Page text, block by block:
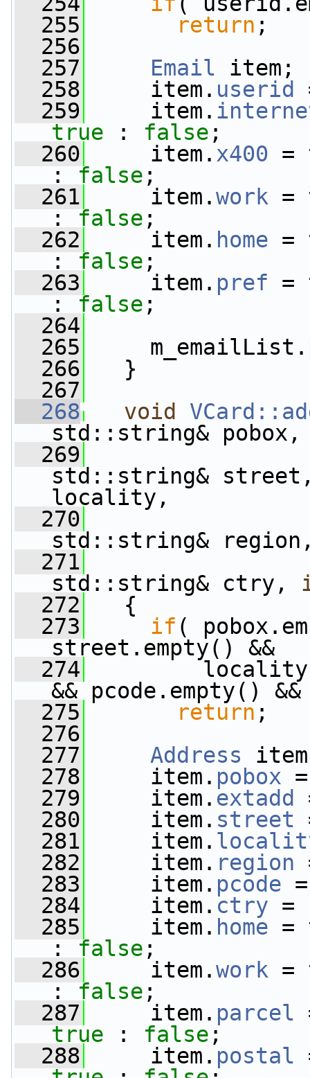
  255
return ;
  256
  257
Email item;
  258
item. userid
  259
item.
true : false ;
  260
item. x400 =
: false ;
  261
item.work =
: false ;
  262
item. home =
: false ;
  263
item. pref =
: false ;
  264
  265
  266
}
  267
  268
void
std::string&
  269
std::string&
locality,
  270
std::string&
  271
std::string& ctry,
  272
{
  273
if (
street.empty() &&
  274
&& pcode.empty()
  275
return ;
  276
  277
Address
  278
item. pobox
  279
item. extadd
  280
item. street
  281
item.
  282
item. region
  283
item. pcode
  284
item. ctry =
  285
item. home =
: false ;
  286
item.work =
: false ;
  287
item. parcel
true : false ;
  288
item. postal